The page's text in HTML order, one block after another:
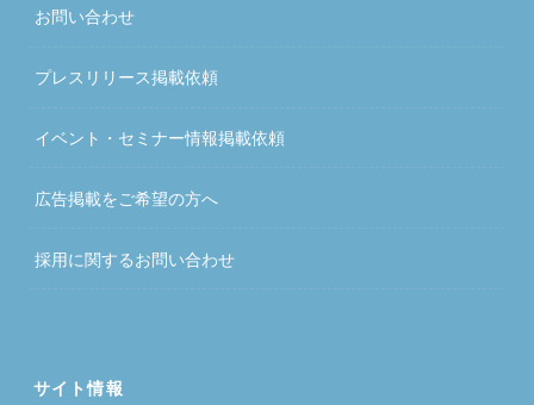
お問い合わせ
プレスリリース掲載依頼
イベント・セミナー情報掲載依頼
広告掲載をご希望の方へ
採用に関するお問い合わせ
サイト情報